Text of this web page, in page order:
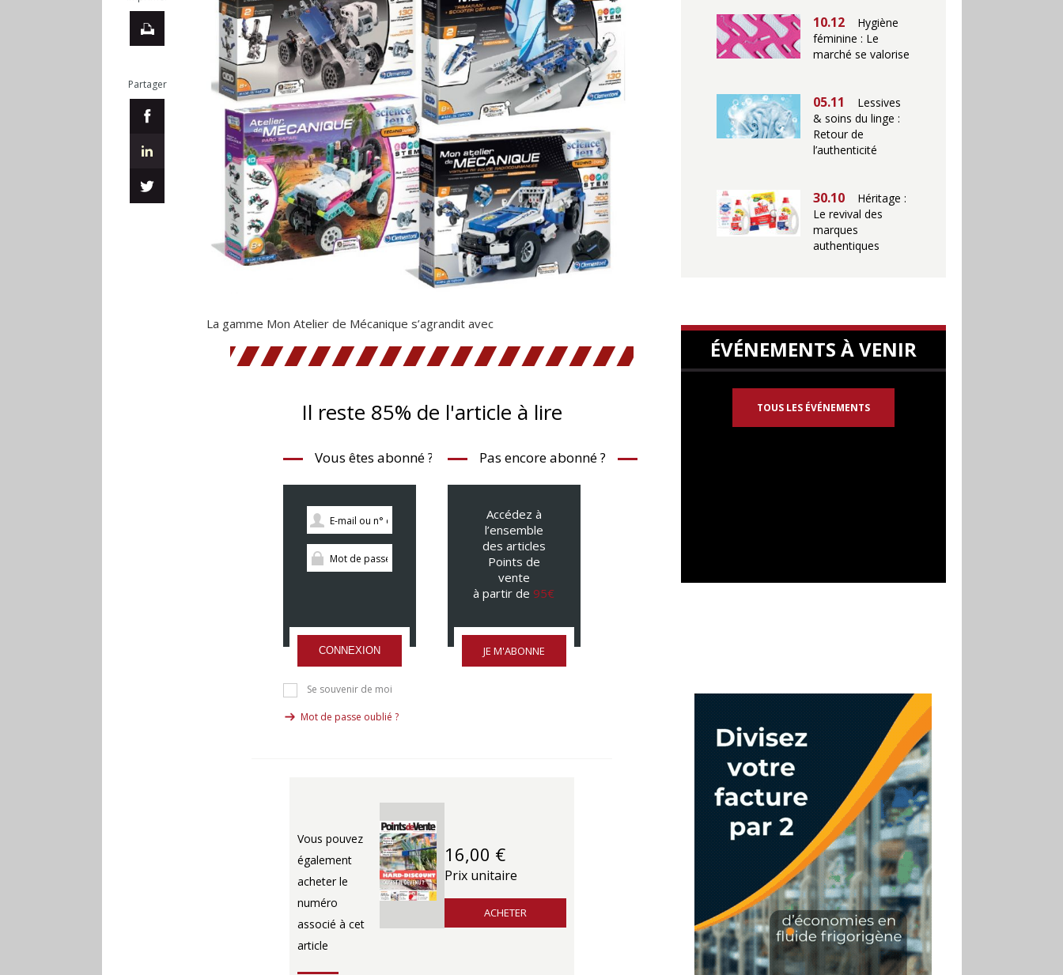
Partager
La gamme Mon Atelier de Mécanique s’agrandit avec
Il reste 85% de l'article à lire
Vous êtes abonné ?
CONNEXION
Se souvenir de moi
Mot de passe oublié ?
Pas encore abonné ?
Accédez à
l’ensemble
des articles
Points de
vente
à partir de 95€
JE M'ABONNE
Vous pouvez
également
acheter le
numéro
associé à cet
article
16,00 €
Prix unitaire
ACHETER
10.12
Hygiène
féminine : Le
marché se valorise
05.11
Lessives
& soins du linge :
Retour de
l’authenticité
30.10
Héritage :
Le revival des
marques
authentiques
ÉVÉNEMENTS À VENIR
TOUS LES ÉVÉNEMENTS